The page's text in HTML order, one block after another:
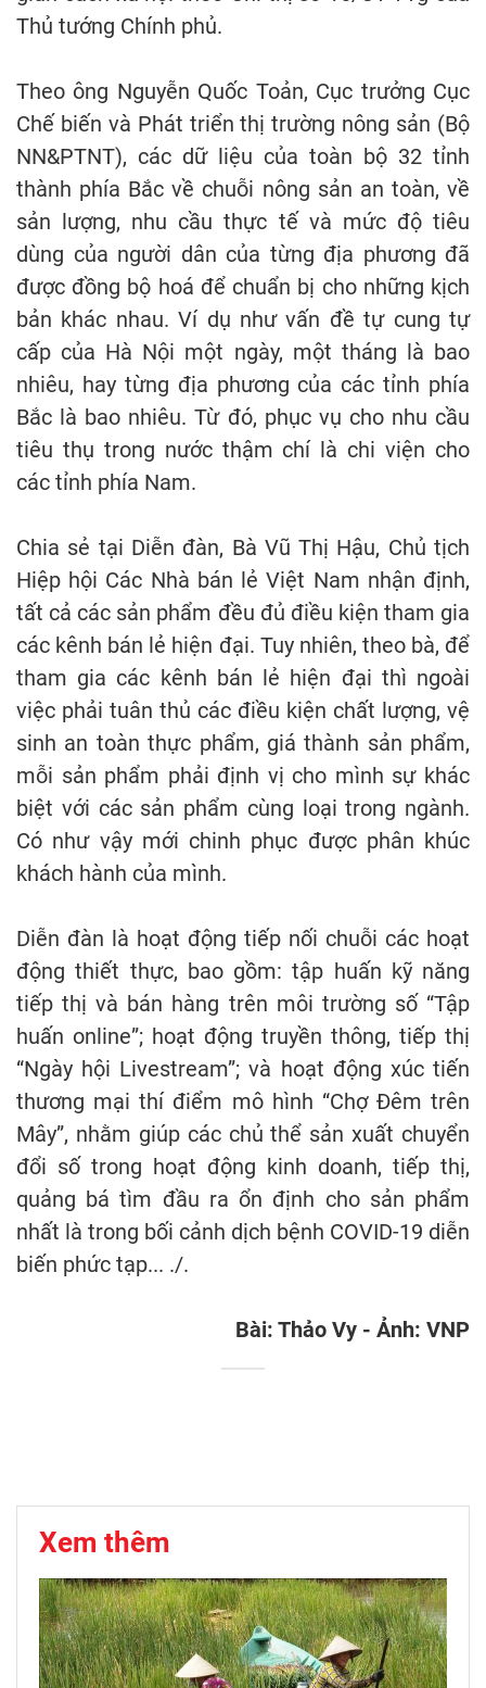
Thủ tướng Chính phủ.
Theo ông Nguyễn Quốc Toản, Cục trưởng Cục
Chế biến và Phát triển thị trường nông sản (Bộ
NN&PTNT), các dữ liệu của toàn bộ 32 tỉnh
thành phía Bắc về chuỗi nông sản an toàn, về
sản lượng, nhu cầu thực tế và mức độ tiêu
dùng của người dân của từng địa phương đã
được đồng bộ hoá để chuẩn bị cho những kịch
bản khác nhau. Ví dụ như vấn đề tự cung tự
cấp của Hà Nội một ngày, một tháng là bao
nhiêu, hay từng địa phương của các tỉnh phía
Bắc là bao nhiêu. Từ đó, phục vụ cho nhu cầu
tiêu thụ trong nước thậm chí là chi viện cho
các tỉnh phía Nam.
Chia sẻ tại Diễn đàn, Bà Vũ Thị Hậu, Chủ tịch
Hiệp hội Các Nhà bán lẻ Việt Nam nhận định,
tất cả các sản phẩm đều đủ điều kiện tham gia
các kênh bán lẻ hiện đại. Tuy nhiên, theo bà, để
tham gia các kênh bán lẻ hiện đại thì ngoài
việc phải tuân thủ các điều kiện chất lượng, vệ
sinh an toàn thực phẩm, giá thành sản phẩm,
mỗi sản phẩm phải định vị cho mình sự khác
biệt với các sản phẩm cùng loại trong ngành.
Có như vậy mới chinh phục được phân khúc
khách hành của mình.
Diễn đàn là hoạt động tiếp nối chuỗi các hoạt
động thiết thực, bao gồm: tập huấn kỹ năng
tiếp thị và bán hàng trên môi trường số “Tập
huấn online”; hoạt động truyền thông, tiếp thị
“Ngày hội Livestream”; và hoạt động xúc tiến
thương mại thí điểm mô hình “Chợ Đêm trên
Mây”, nhằm giúp các chủ thể sản xuất chuyển
đổi số trong hoạt động kinh doanh, tiếp thị,
quảng bá tìm đầu ra ổn định cho sản phẩm
nhất là trong bối cảnh dịch bệnh COVID-19 diễn
biến phức tạp... ./.
Bài: Thảo Vy - Ảnh: VNP
Xem thêm